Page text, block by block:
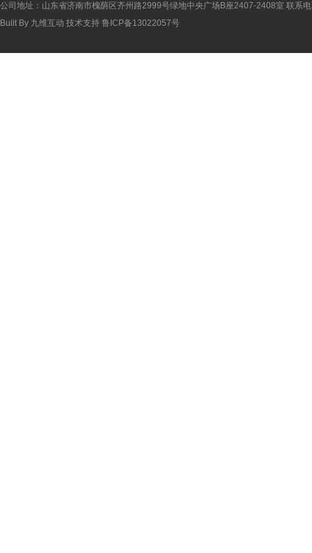
公司地址：山东省济南市槐荫区齐州路2999号绿地中央广场B座2407-2408室 联系
Built By 九维互动 技术支持 鲁ICP备13022057号